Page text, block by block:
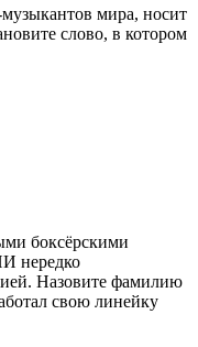
мира, носит
слово, в котором
боксёрскими
нередко
Назовите фамилию
свою линейку